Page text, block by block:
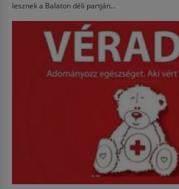
lesznek a Balaton déli partján...